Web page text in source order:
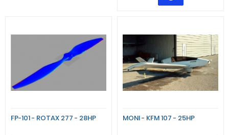
FP-101 - ROTAX 277 - 28HP MONI - KFM 107 - 25HP